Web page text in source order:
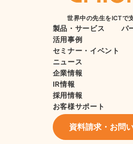
世界中の先生をICTで
製品・サービス
活用事例
セミナー・イベント
ニュース
企業情報
IR情報
採用情報
お客様サポート
パ
資料請求・お問